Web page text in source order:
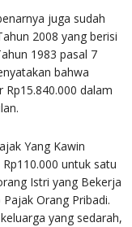
juga sudah
2008 yang berisi
1983 pasal 7
bahwa
dalam
Yang Kawin
untuk satu
Istri yang Bekerja
Orang Pribadi.
yang sedarah,